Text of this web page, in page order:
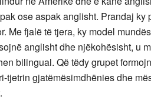
ose aspak anglisht. Prandaj ky
Me fjalë të tjera, ky model
anglisht dhe njëkohësisht, u
bilingual. Që tëdy grupet
tjetrin gjatëmësimdhënies dhe